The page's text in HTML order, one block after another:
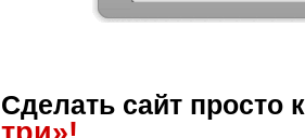
Сделать сайт просто